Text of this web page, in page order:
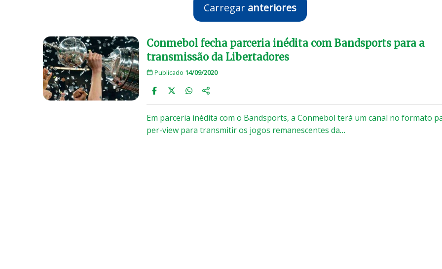
Carregar anteriores
Conmebol fecha parceria inédita com Bandsports para a
transmissão da Libertadores
Publicado 14/09/2020
Em parceria inédita com o Bandsports, a Conmebol terá um canal no formato
per-view para transmitir os jogos remanescentes da…